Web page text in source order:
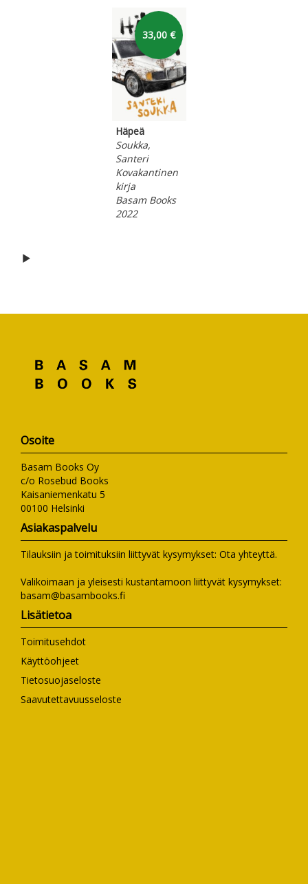
33,00 €
Häpeä
Soukka,
Santeri
Kovakantinen
kirja
Basam Books
2022
Osoite
Basam Books Oy
c/o Rosebud Books
Kaisaniemenkatu 5
00100 Helsinki
Asiakaspalvelu
Tilauksiin ja toimituksiin liittyvät kysymykset: Ota yhteyttä.
Valikoimaan ja yleisesti kustantamoon liittyvät kysymykset:
basam@basambooks.fi
Lisätietoa
Toimitusehdot
Käyttöohjeet
Tietosuojaseloste
Saavutettavuusseloste